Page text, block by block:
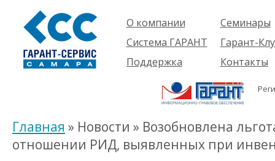
О компании
Компания
Проекты
Партнеры
Вакансии
Реквизиты
Информация
Система ГАРАНТ
О системе
решения
Комплекты
Новинки
История
Поддержка
Пользователям
Будущим
пользователям
Семинары
Об услуге
семинары
Гарант-
Контакты
Главная » Новости » Возобновлена
отношении РИД, выявленных при